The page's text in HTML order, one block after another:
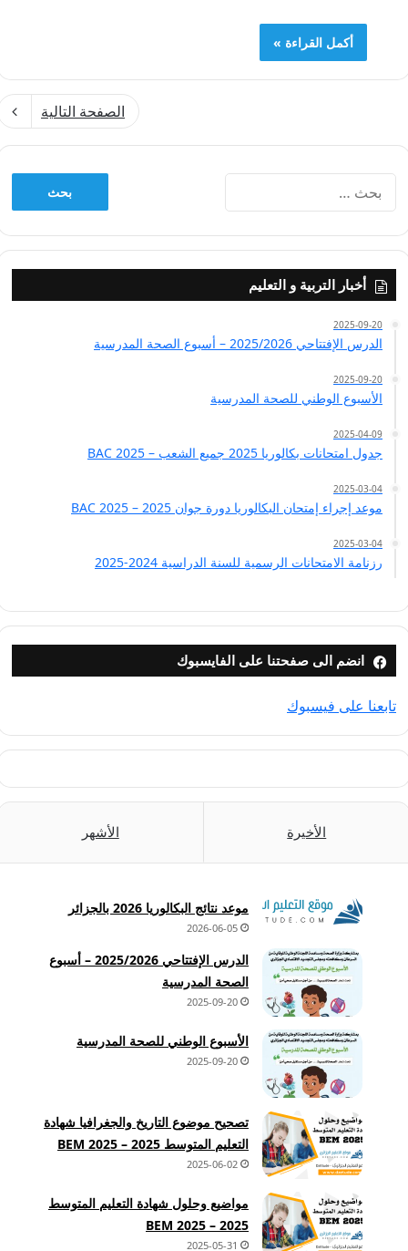
أكمل القراءة »
الصفحة التالية
عن:
أخبار التربية و التعليم
2025-09-20
الدرس الإفتتاحي 2025/2026 – أسبوع الصحة المدرسية
2025-09-20
الأسبوع الوطني للصحة المدرسية
2025-04-09
جدول امتحانات بكالوريا 2025 جميع الشعب – BAC 2025
2025-03-04
موعد إجراء إمتحان البكالوريا دورة جوان 2025 – BAC 2025
2025-03-04
رزنامة الامتحانات الرسمية للسنة الدراسية 2024-2025
انضم الى صفحتنا على الفايسبوك
تابعنا على فيسبوك
الأخيرة الأشهر
موعد نتائج البكالوريا 2026 بالجزائر
2026-06-05
الدرس الإفتتاحي 2025/2026 – أسبوع
الصحة المدرسية
2025-09-20
الأسبوع الوطني للصحة المدرسية
2025-09-20
تصحيح موضوع التاريخ والجغرافيا شهادة
التعليم المتوسط 2025 – BEM 2025
2025-06-02
مواضيع وحلول شهادة التعليم المتوسط
2025 – BEM 2025
2025-05-31